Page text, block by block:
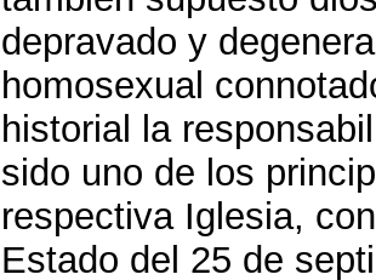
depravado y
homosexual
historial la
sido uno de los
respectiva Iglesia,
Estado del 25 de